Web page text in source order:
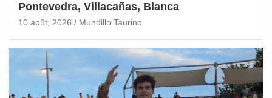
Pontevedra, Villacañas, Blanca
10 août, 2026 Mundillo Taurino